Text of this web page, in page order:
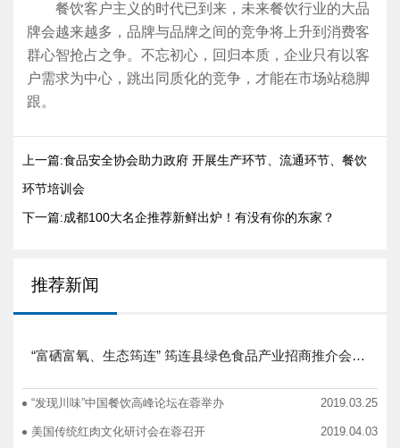
餐饮客户主义的时代已到来，未来餐饮行业的大品
牌会越来越多，品牌与品牌之间的竞争将上升到消费客
群心智抢占之争。不忘初心，回归本质，企业只有以客
户需求为中心，跳出同质化的竞争，才能在市场站稳脚
跟。
上一篇:食品安全协会助力政府 开展生产环节、流通环节、餐饮
环节培训会
下一篇:成都100大名企推荐新鲜出炉！有没有你的东家？
推荐新闻
“富硒富氧、生态筠连” 筠连县绿色食品产业招商推介会圆满举行
“发现川味”中国餐饮高峰论坛在蓉举办 2019.03.25
美国传统红肉文化研讨会在蓉召开 2019.04.03